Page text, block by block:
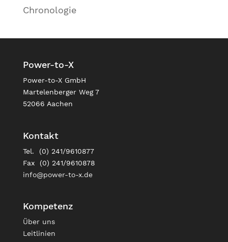
Chronologie
Power-to-X
Power-to-X GmbH
Martelenberger Weg 7
52066 Aachen
Kontakt
Tel. (0) 241/9610877
Fax (0) 241/9610878
info@power-to-x.de
Kompetenz
Über uns
Leitlinien